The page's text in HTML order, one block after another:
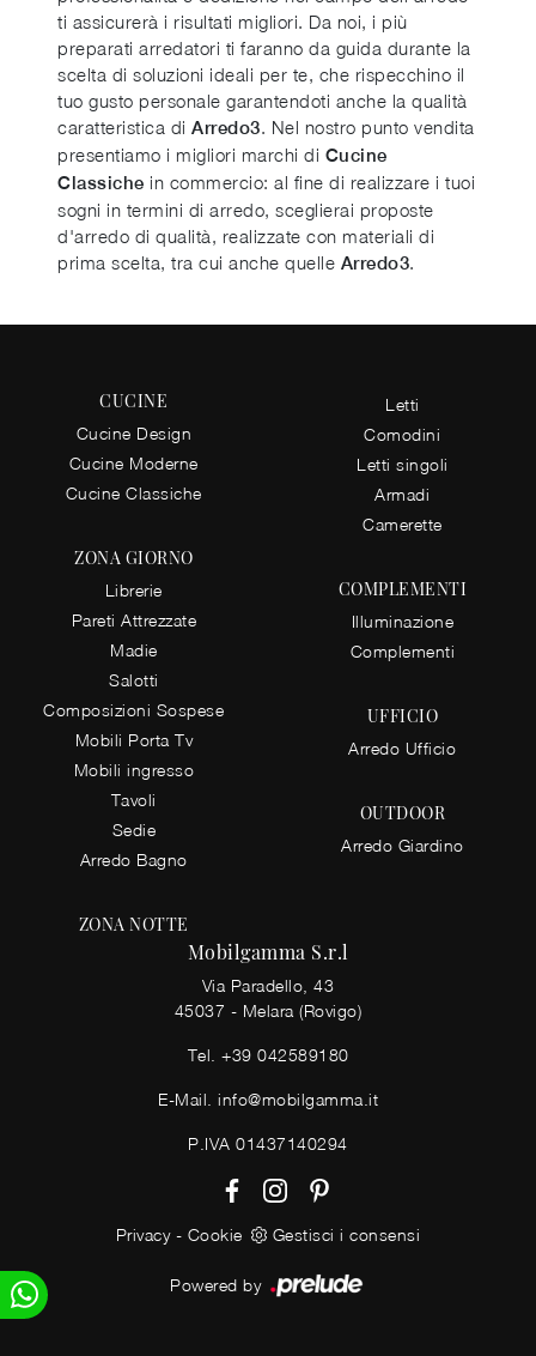
ti assicurerà i risultati migliori. Da noi, i più
preparati arredatori ti faranno da guida durante la
scelta di soluzioni ideali per te, che rispecchino il
tuo gusto personale garantendoti anche la qualità
caratteristica di Arredo3. Nel nostro punto vendita
presentiamo i migliori marchi di Cucine
Classiche in commercio: al fine di realizzare i tuoi
sogni in termini di arredo, sceglierai proposte
d'arredo di qualità, realizzate con materiali di
prima scelta, tra cui anche quelle Arredo3.
CUCINE
Cucine Design
Cucine Moderne
Cucine Classiche
ZONA GIORNO
Librerie
Pareti Attrezzate
Madie
Salotti
Composizioni Sospese
Mobili Porta Tv
Mobili ingresso
Tavoli
Sedie
Arredo Bagno
ZONA NOTTE
Letti
Comodini
Letti singoli
Armadi
Camerette
COMPLEMENTI
Illuminazione
Complementi
UFFICIO
Arredo Ufficio
OUTDOOR
Arredo Giardino
Mobilgamma S.r.l
Via Paradello, 43
45037 - Melara (Rovigo)
Tel. +39 042589180
E-Mail. info@mobilgamma.it
P.IVA 01437140294
Privacy- Cookie Gestisci i consensi
Powered by